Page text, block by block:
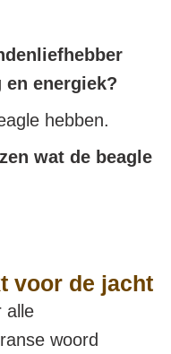
energiek?
hebben.
wat de beagle
voor de jacht
alle
woord